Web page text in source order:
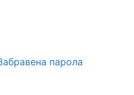
парола